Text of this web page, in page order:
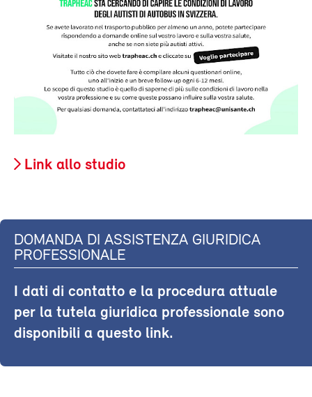
Link allo studio
DOMANDA DI ASSISTENZA GIURIDICA
PROFESSIONALE
I dati di contatto e la procedura attuale
per la tutela giuridica professionale sono
disponibili a questo link.